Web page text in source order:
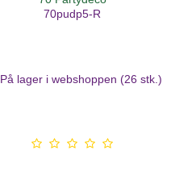
70pudp5-R
På lager i webshoppen (26 stk.)